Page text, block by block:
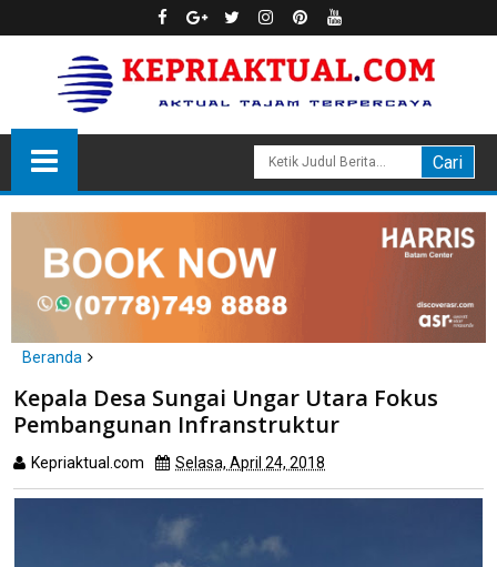
Beranda
Karimun
Kepala Desa Sungai Ungar Utara Fokus Pembangunan
Infranstruktur
Kepala Desa Sungai Ungar Utara Fokus
Pembangunan Infranstruktur
Kepriaktual.com Selasa, April 24, 2018